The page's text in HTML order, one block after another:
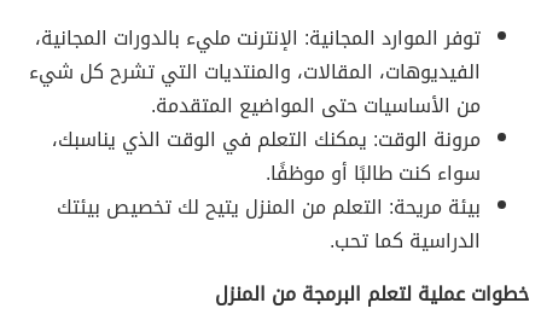
توفر الموارد المجانية: الإنترنت مليء بالدورات المجانية،
الفيديوهات، المقالات، والمنتديات التي تشرح كل شيء
من الأساسيات حتى المواضيع المتقدمة.
مرونة الوقت: يمكنك التعلم في الوقت الذي يناسبك،
سواء كنت طالبًا أو موظفًا.
بيئة مريحة: التعلم من المنزل يتيح لك تخصيص بيئتك
الدراسية كما تحب.
خطوات عملية لتعلم البرمجة من المنزل